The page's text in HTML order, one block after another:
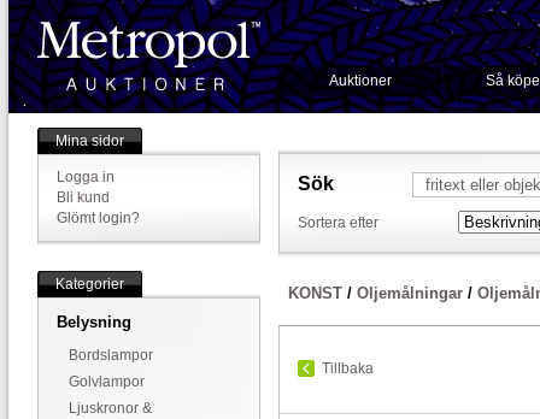
Auktioner Så
Mina sidor
Logga in
Bli kund
Glömt login?
Kategorier
Belysning
Bordslampor
Golvlampor
Ljuskronor &
Sök
Sortera efter
KONST / Oljemålningar /
Tillbaka